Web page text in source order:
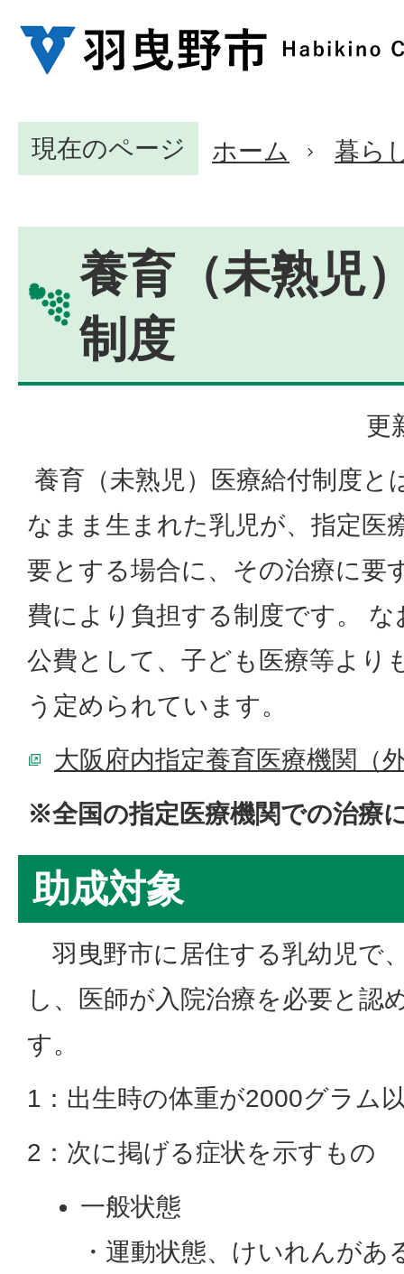
現在のページ ホーム 暮ら
養育（未熟児
制度
更
養育（未熟児）医療給付制度と
なまま生まれた乳児が、指定医
要とする場合に、その治療に要
費により負担する制度です。
公費として、子ども医療等より
う定められています。
大阪府内指定養育医療機関（
※全国の指定医療機関での治療
助成対象
羽曳野市に居住する乳幼児で
し、医師が入院治療を必要と認
す。
1：出生時の体重が2000グラム
2：次に掲げる症状を示すもの
一般状態
・運動状態、けいれんがあ